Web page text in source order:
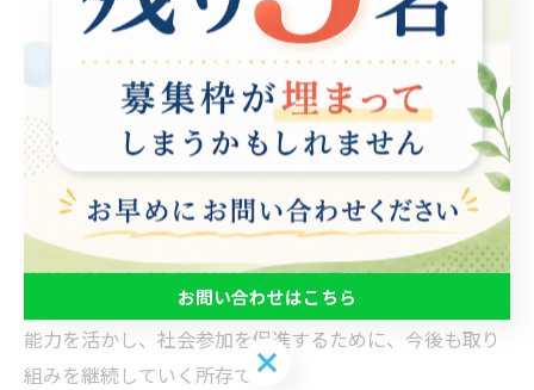
を通して自立し、自己実現を達成することができるよう
に、様々な支援を行っています。就労支援センターや専
門のキャリアコンサルタントによるカウンセリングや相
談、求職者と企業とのマッチング支援、プログラムの提
供など、多彩な取り組みを展開しています。また、障が
い者雇用推進法に基づき、障がい者を積極的に採用する
企業の支援も行っています。私たちは、障がいの有無に
関わらず、すべての人が自分らしい働き方を見つけられ
るように、支援を続けていきます。障がい者のスキルや
能力を活かし、社会参加を促進するために、今後も取り
組みを継続していく所存です。
お問い合わせはこちら
お問い合わせはこちら